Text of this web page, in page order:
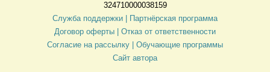
324710000038159
Служба поддержки |
Партнёрская программа
Договор оферты
| Отказ от ответственности
Согласие на рассылку | Обучающие программы
Сайт автора